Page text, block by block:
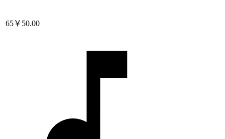
65￥50.00